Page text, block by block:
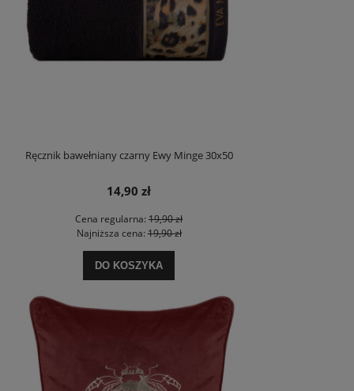
Ręcznik bawełniany czarny Ewy Minge 30x50
14,90 zł
Cena regularna: 19,90 zł
Najniższa cena:19,90 zł
DO KOSZYKA